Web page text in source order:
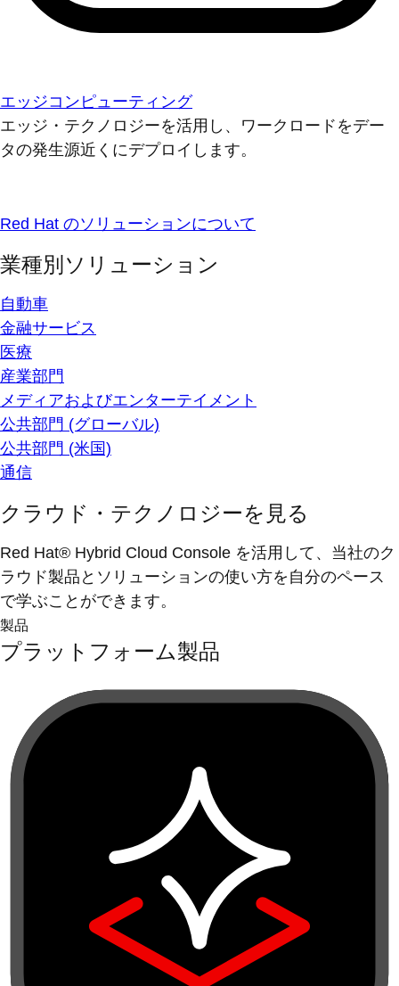
エッジコンピューティング
エッジ・テクノロジーを活用し、ワークロードをデー
タの発生源近くにデプロイします。
Red Hat のソリューションについて
業種別ソリューション
自動車
金融サービス
医療
産業部門
メディアおよびエンターテイメント
公共部門 (グローバル)
公共部門 (米国)
通信
クラウド・テクノロジーを見る
Red Hat® Hybrid Cloud Console を活用して、当社のク
ラウド製品とソリューションの使い方を自分のペース
で学ぶことができます。
製品
プラットフォーム製品